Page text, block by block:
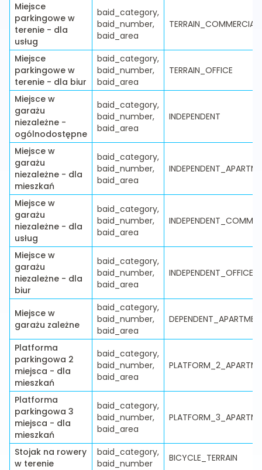
Miejsce
parkingowe w
terenie - dla
usług
baid_category,
baid_number,
baid_area
TERRAIN_COMMERCIAL
Miejsce
parkingowe w
terenie - dla biur
baid_category,
baid_number,
baid_area
TERRAIN_OFFICE
Miejsce w
garażu
niezależne -
ogólnodostępne
baid_category,
baid_number,
baid_area
INDEPENDENT
Miejsce w
garażu
niezależne - dla
mieszkań
baid_category,
baid_number,
baid_area
Miejsce w
garażu
niezależne - dla
usług
baid_category,
baid_number,
baid_area
Miejsce w
garażu
niezależne - dla
biur
baid_category,
baid_number,
baid_area
INDEPENDENT_OFFICE
Miejsce w
garażu zależne
baid_category,
baid_number,
baid_area
Platforma
parkingowa 2
miejsca - dla
mieszkań
baid_category,
baid_number,
baid_area
Platforma
parkingowa 3
miejsca - dla
mieszkań
baid_category,
baid_number,
baid_area
Stojak na rowery
w terenie
baid_category,
baid_number
BICYCLE_TERRAIN